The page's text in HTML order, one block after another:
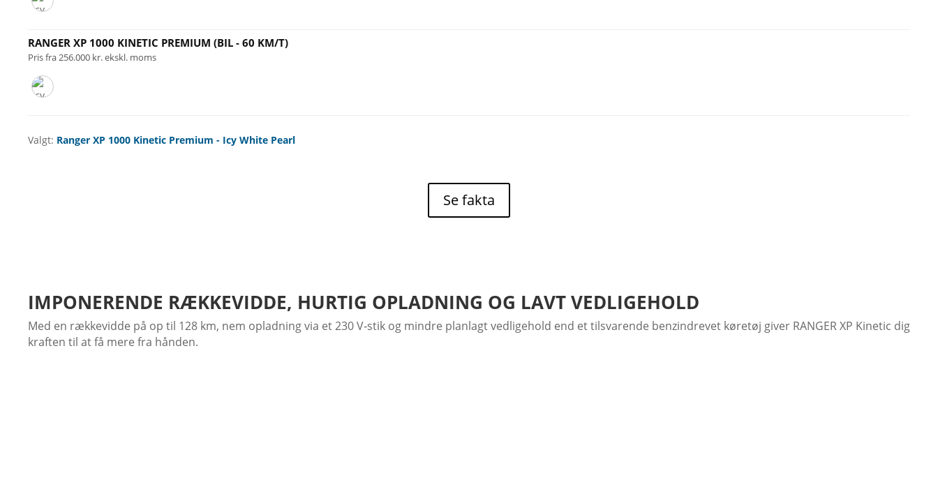
RANGER XP 1000 KINETIC PREMIUM (BIL - 60 KM/T)
Pris fra 256.000 kr. ekskl. moms
Valgt: Ranger XP 1000 Kinetic Premium - Icy White Pearl
Se fakta
IMPONERENDE RÆKKEVIDDE, HURTIG OPLADNING OG LAVT VEDLIGEHOLD
Med en rækkevidde på op til 128 km, nem opladning via et 230 V‑stik og mindre planlagt vedligehold end et tilsvarende benzindrevet køretøj giver RANGER XP Kinetic dig
kraften til at få mere fra hånden.